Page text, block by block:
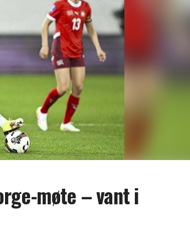
møte – vant i